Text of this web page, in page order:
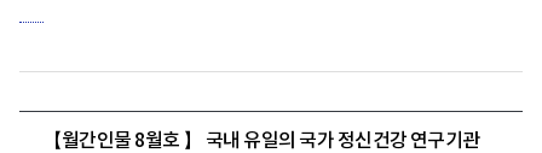
【월간인물 8월호 】 국내 유일의 국가 정신건강 연구기관